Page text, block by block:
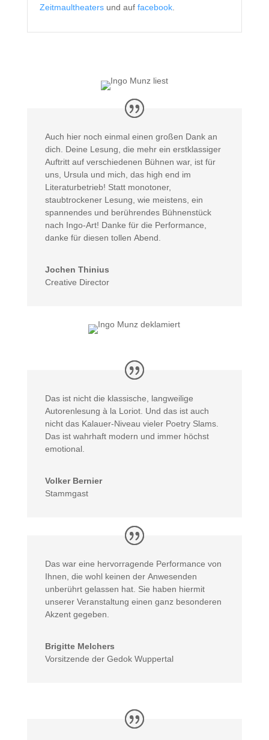
Zeitmaultheatersund auf facebook.
Auch hier noch einmal einen großen Dank an
dich. Deine Lesung, die mehr ein erstklassiger
Auftritt auf verschiedenen Bühnen war, ist für
uns, Ursula und mich, das high end im
Literaturbetrieb! Statt monotoner,
staubtrockener Lesung, wie meistens, ein
spannendes und berührendes Bühnenstück
nach Ingo-Art! Danke für die Performance,
danke für diesen tollen Abend.
Jochen Thinius
Creative Director
Das ist nicht die klassische, langweilige
Autorenlesung à la Loriot. Und das ist auch
nicht das Kalauer-Niveau vieler Poetry Slams.
Das ist wahrhaft modern und immer höchst
emotional.
Volker Bernier
Stammgast
Das war eine hervorragende Performance von
Ihnen, die wohl keinen der Anwesenden
unberührt gelassen hat. Sie haben hiermit
unserer Veranstaltung einen ganz besonderen
Akzent gegeben.
Brigitte Melchers
Vorsitzende der Gedok Wuppertal